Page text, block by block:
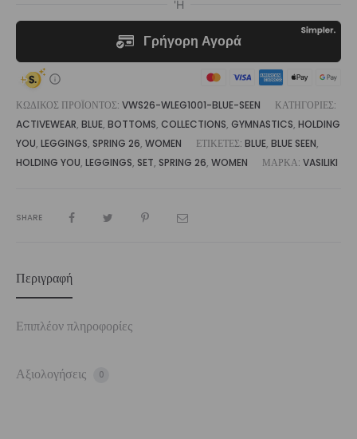
ΚΩΔΙΚΌΣ ΠΡΟΪΌΝΤΟΣ: VWS26-WLEG1001-BLUE-SEEN
ΚΑΤΗΓΟΡΊΕΣ:
ACTIVEWEAR, BLUE, BOTTOMS, COLLECTIONS, GYMNASTICS, HOLDING
YOU, LEGGINGS, SPRING 26, WOMEN ΕΤΙΚΈΤΕΣ: BLUE, BLUE SEEN,
HOLDING YOU, LEGGINGS, SET, SPRING 26, WOMEN ΜΆΡΚΑ: VASILIKI
SHARE
Περιγραφή
Επιπλέον πληροφορίες
Αξιολογήσεις 0